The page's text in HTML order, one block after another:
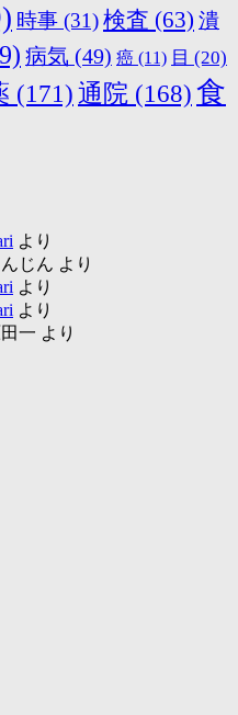
時事 (31)検査 (63) 潰
病気 (49) 癌 (11) 目 (20)
(171)通院 (168)食
より
じん より
より
より
一 より